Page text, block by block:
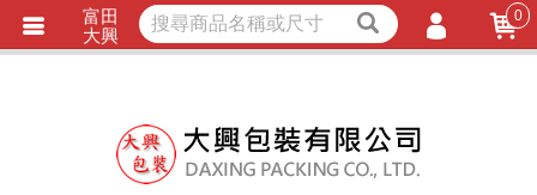
立即詢價 LINE詢問
富田
大興
0
會員註冊
忘記密碼
獨家商品 耐熱內襯